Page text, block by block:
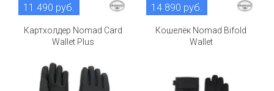
11 490 руб.
Картхолдер Nomad Card
Wallet Plus
14 890 руб.
Кошелёк Nomad Bifold
Wallet